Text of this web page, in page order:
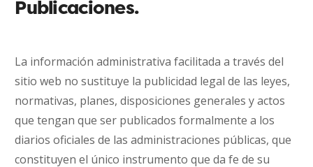
Publicaciones.
La información administrativa facilitada a través del
sitio web no sustituye la publicidad legal de las leyes,
normativas, planes, disposiciones generales y actos
que tengan que ser publicados formalmente a los
diarios oficiales de las administraciones públicas, que
constituyen el único instrumento que da fe de su